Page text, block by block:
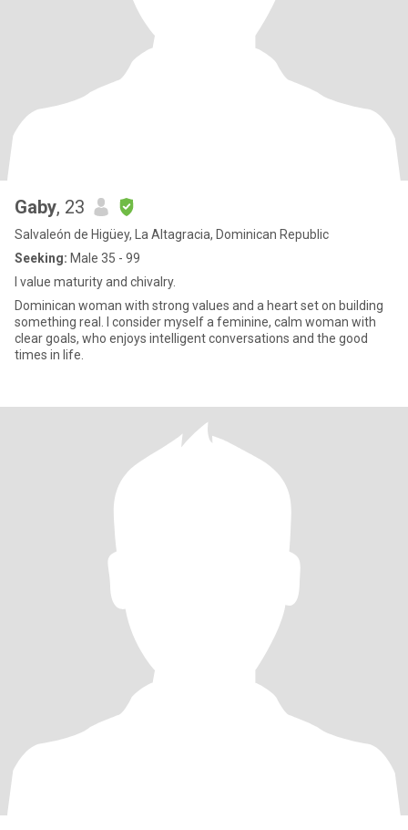
Gaby, 23
Salvaleón de Higüey, La Altagracia, Dominican Republic
Seeking: Male 35 - 99
I value maturity and chivalry.
Dominican woman with strong values ​​and a heart set on building
something real. I consider myself a feminine, calm woman with
clear goals, who enjoys intelligent conversations and the good
times in life.